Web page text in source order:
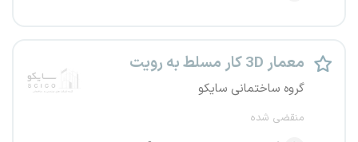
معمار 3D کار مسلط به رویت
گروه ساختمانی سایکو
منقضی شده